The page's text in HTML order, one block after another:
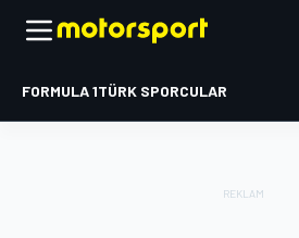
FORMULA 1TÜRK SPORCULAR